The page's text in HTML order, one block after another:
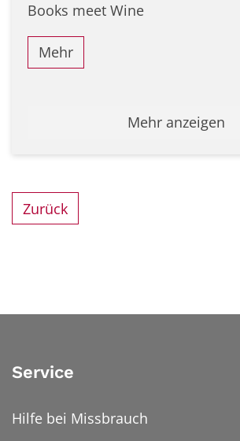
Books meet Wine
Mehr
Mehr anzeigen
Zurück
Service
Hilfe bei Missbrauch